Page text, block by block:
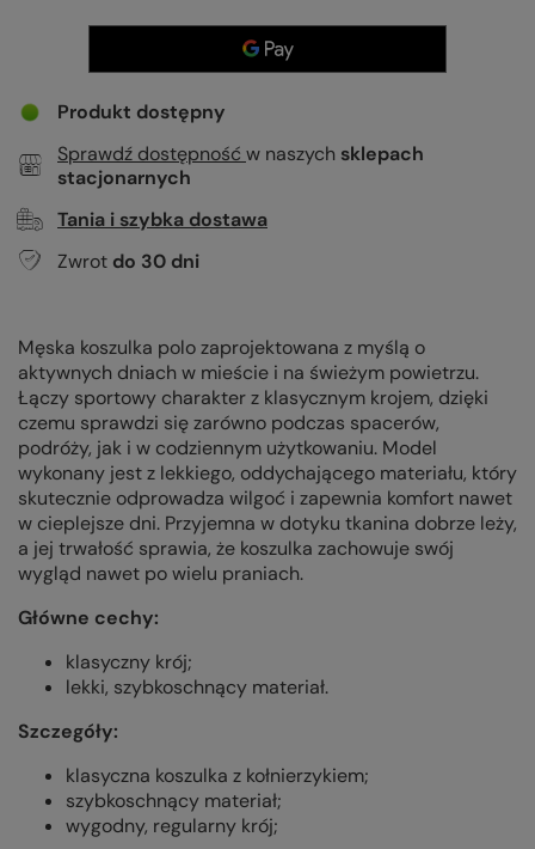
Produkt dostępny
Sprawdź dostępność w naszych sklepach
stacjonarnych
Tania i szybka dostawa
Zwrot do 30 dni
Męska koszulka polo zaprojektowana z myślą o
aktywnych dniach w mieście i na świeżym powietrzu.
Łączy sportowy charakter z klasycznym krojem, dzięki
czemu sprawdzi się zarówno podczas spacerów,
podróży, jak i w codziennym użytkowaniu. Model
wykonany jest z lekkiego, oddychającego materiału, który
skutecznie odprowadza wilgoć i zapewnia komfort nawet
w cieplejsze dni. Przyjemna w dotyku tkanina dobrze leży,
a jej trwałość sprawia, że koszulka zachowuje swój
wygląd nawet po wielu praniach.
Główne cechy:
klasyczny krój;
lekki, szybkoschnący materiał.
Szczegóły:
klasyczna koszulka z kołnierzykiem;
szybkoschnący materiał;
wygodny, regularny krój;